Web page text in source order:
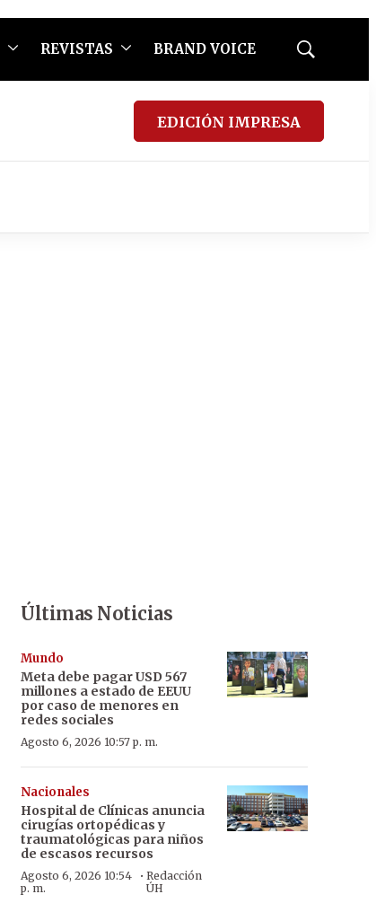
REVISTAS BRAND VOICE
Mostrar
EDICIÓN IMPRESA
Últimas Noticias
Mundo
Meta debe pagar USD 567
millones a estado de EEUU
por caso de menores en
redes sociales
Agosto 6, 2026 10:57 p. m.
Nacionales
Hospital de Clínicas anuncia
cirugías ortopédicas y
traumatológicas para niños
de escasos recursos
Agosto 6, 2026 10:54
p. m.
· Redacción
ÚH